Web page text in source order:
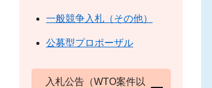
一般競争入札（その他）
公募型プロポーザル
入札公告（WTO案件以